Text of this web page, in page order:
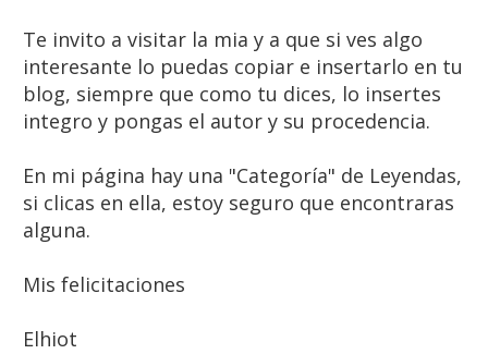
Te invito a visitar la mia y a que si ves algo
interesante lo puedas copiar e insertarlo en tu
blog, siempre que como tu dices, lo insertes
integro y pongas el autor y su procedencia.
En mi página hay una "Categoría" de Leyendas,
si clicas en ella, estoy seguro que encontraras
alguna.
Mis felicitaciones
Elhiot